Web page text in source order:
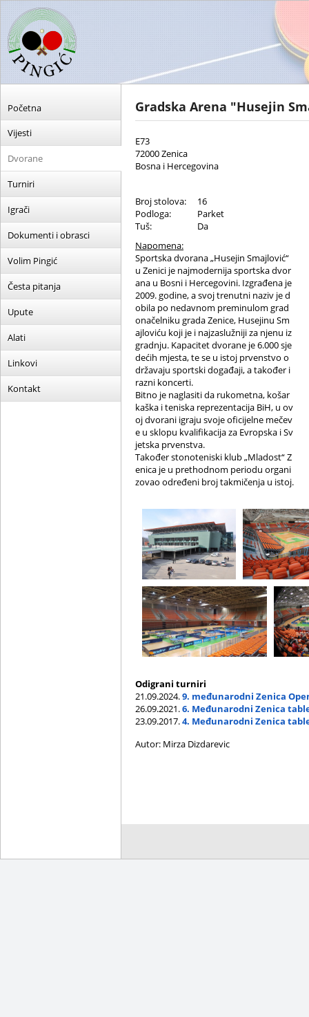
Početna
Vijesti
Dvorane
Turniri
Igrači
Dokumenti i obrasci
Volim Pingić
Česta pitanja
Upute
Alati
Linkovi
Kontakt
Gradska Arena "Husejin
E73
72000 Zenica
Bosna i Hercegovina
Broj stolova:
16
Podloga:
Parket
Tuš:
Da
Napomena:
Sportska dvorana „Husejin Smajlović“
u Zenici je najmodernija sportska dvor
ana u Bosni i Hercegovini. Izgrađena je
2009. godine, a svoj trenutni naziv je d
obila po nedavnom preminulom grad
onačelniku grada Zenice, Husejinu Sm
ajloviću koji je i najzaslužniji za njenu iz
gradnju. Kapacitet dvorane je 6.000 sje
dećih mjesta, te se u istoj prvenstvo o
državaju sportski događaji, a također i
razni koncerti.
Bitno je naglasiti da rukometna, košar
kaška i teniska reprezentacija BiH, u ov
oj dvorani igraju svoje oficijelne mečev
e u sklopu kvalifikacija za Evropska i Sv
jetska prvenstva.
Također stonoteniski klub „Mladost“ Z
enica je u prethodnom periodu organi
zovao određeni broj takmičenja u istoj.
Odigrani turniri
21.09.2024.9. međunarodni Zenica
26.09.2021.6. Međunarodni Zenica
23.09.2017.4. Međunarodni Zenica
Autor: Mirza Dizdarevic